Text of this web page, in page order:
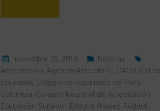
noviembre 25, 2016
Noticias
Acreditación, Agencia Acredita CI, CACEI,
Educativa, Colegio de Ingenieros del Perú,
Colombia, Consejo Nacional de Acreditación,
Educación Superior, Enrique Álvarez Rodrich,